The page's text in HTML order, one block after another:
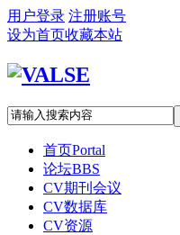
用户登录 注册账号
设为首页收藏本站
首页Portal
论坛BBS
CV期刊会议
CV数据库
CV资源